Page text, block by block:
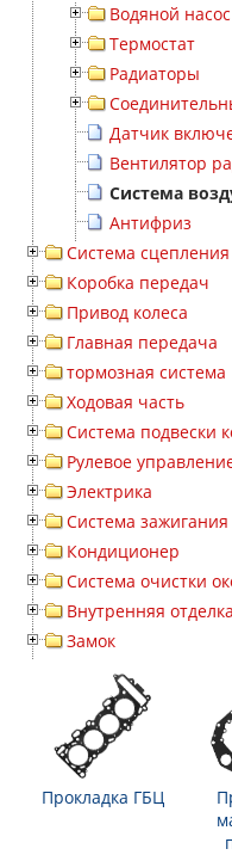
Водяной насос
Термостат
Радиаторы
Датчик
Вентилятор
Система
Антифриз
Система сцепления
Коробка передач
Привод колеса
Главная передача
тормозная система
Ходовая часть
Система подвески
Рулевое
Электрика
Система
Кондиционер
Система очистки
Внутренняя отделка
Замок
Прокладка ГБЦ